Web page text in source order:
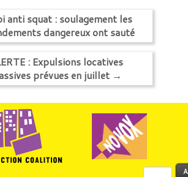
anti squat : soulagement les
dangereux ont sauté
: Expulsions locatives
prévues en juillet →
Rechercher :